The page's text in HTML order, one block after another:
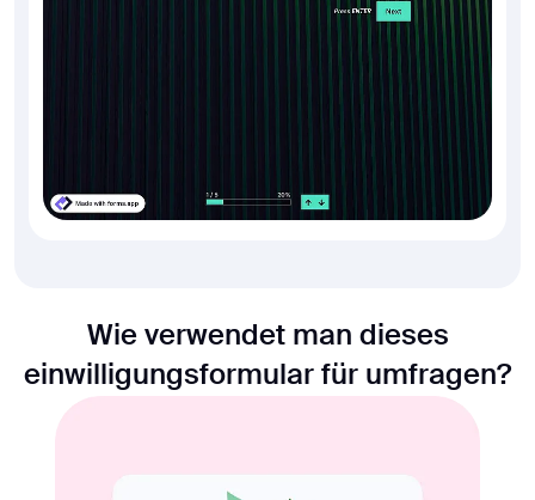
Wie verwendet man dieses
einwilligungsformular für umfragen?